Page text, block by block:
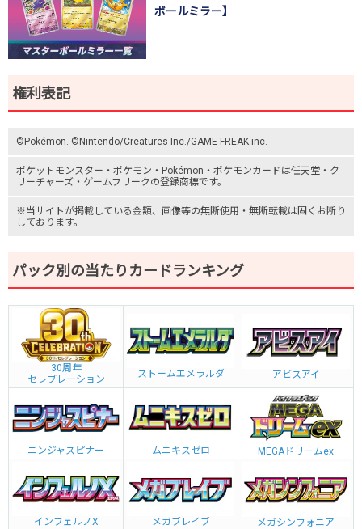
ボールミラー】
権利表記
©Pokémon. ©Nintendo/Creatures Inc./GAME FREAK inc.
ポケットモンスター ・ポケモン・Pokémon・ ポケモンカードは任天堂・ ク
リーチャーズ ・ ゲームフリークの登録商標です。
※当サイトが掲載している金額、画像等の無断使用・無断転載は固くお断り
しております。
パック別の当たりカードランキング
30周年
セレブレーション
ストームエメラルダ アビスアイ
ニンジャスピナー ムニキスゼロ MEGAドリームex
インフェルノX メガブレイブ メガシンフォニア